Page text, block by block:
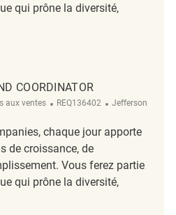
qui prône la diversité,
REQ136284
COORDINATOR
aux ventes ReqId
REQ136402 Emplacement
Jefferson
chaque jour apporte
de croissance, de
Vous ferez partie
qui prône la diversité,